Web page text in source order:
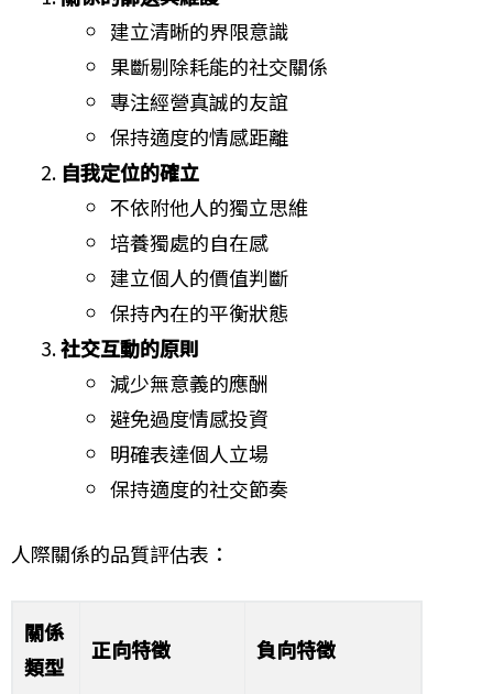
建立清晰的界限意識
果斷剔除耗能的社交關係
專注經營真誠的友誼
保持適度的情感距離
自我定位的確立
不依附他人的獨立思維
培養獨處的自在感
建立個人的價值判斷
保持內在的平衡狀態
社交互動的原則
減少無意義的應酬
避免過度情感投資
明確表達個人立場
保持適度的社交節奏
人際關係的品質評估表：
關係
類型
正向特徵 負向特徵